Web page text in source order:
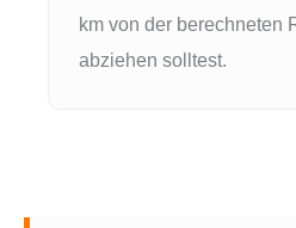
km von der berechneten
abziehen solltest.